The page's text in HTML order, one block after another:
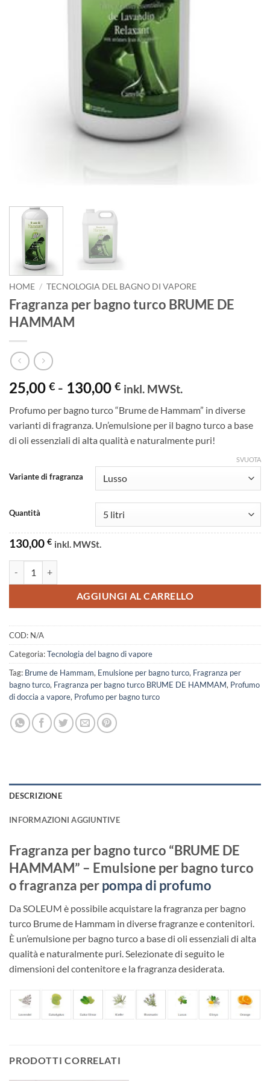
HOME / TECNOLOGIA DEL BAGNO DI VAPORE
Fragranza per bagno turco BRUME DE
HAMMAM
25,00 € - 130,00 €Fascia
prezzo:
da
25,00 €
130,00 €
inkl. MWSt.
Profumo per bagno turco “Brume de Hammam” in diverse
varianti di fragranza. Un’emulsione per il bagno turco a base
di oli essenziali di alta qualità e naturalmente puri!
Variante di fragranza
Quantità
SVUOTA
130,00 € inkl. MWSt.
AGGIUNGI AL CARRELLO
COD: N/A
Categoria:Tecnologia del bagno di vapore
Tag: Brume de Hammam, Emulsione per bagno turco, Fragranza per
bagno turco, Fragranza per bagno turco BRUME DE HAMMAM, Profumo
di doccia a vapore, Profumo per bagno turco
DESCRIZIONE
INFORMAZIONI AGGIUNTIVE
Fragranza per bagno turco “BRUME DE
HAMMAM” – Emulsione per bagno turco
o fragranza perpompa di profumo
Da SOLEUM è possibile acquistare la fragranza per bagno
turco Brume de Hammam in diverse fragranze e contenitori.
È un’emulsione per bagno turco a base di oli essenziali di alta
qualità e naturalmente puri. Selezionate di seguito le
dimensioni del contenitore e la fragranza desiderata.
PRODOTTI CORRELATI